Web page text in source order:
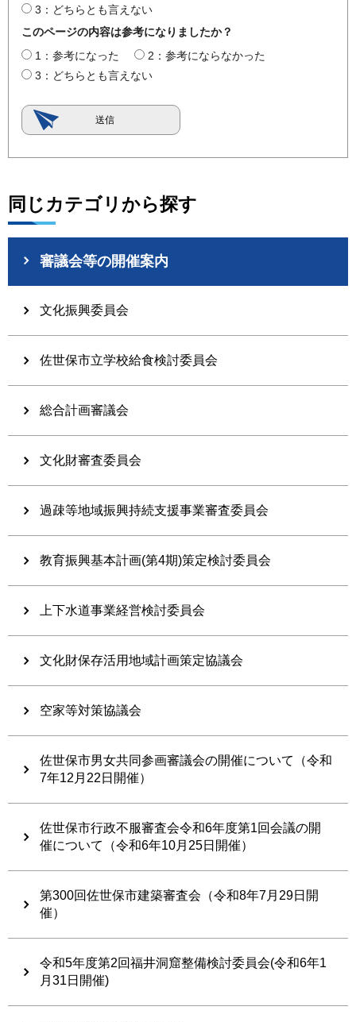
3：どちらとも言えない
このページの内容は参考になりましたか？
1：参考になった
2：参考にならなかった
3：どちらとも言えない
同じカテゴリから探す
審議会等の開催案内
文化振興委員会
佐世保市立学校給食検討委員会
総合計画審議会
文化財審査委員会
過疎等地域振興持続支援事業審査委員会
教育振興基本計画(第4期)策定検討委員会
上下水道事業経営検討委員会
文化財保存活用地域計画策定協議会
空家等対策協議会
佐世保市男女共同参画審議会の開催について（令和
7年12月22日開催）
佐世保市行政不服審査会令和6年度第1回会議の開
催について（令和6年10月25日開催）
第300回佐世保市建築審査会（令和8年7月29日開
催）
令和5年度第2回福井洞窟整備検討委員会(令和6年1
月31日開催)